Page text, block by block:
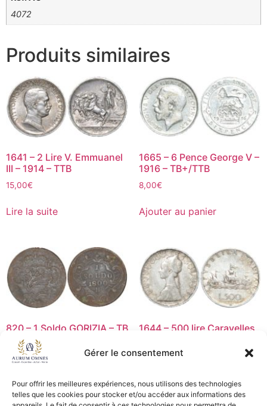
Gérer le consentement
Pour offrir les meilleures expériences, nous utilisons des technologies
telles que les cookies pour stocker et/ou accéder aux informations des
4072
Produits similaires
1641 – 2 Lire V. Emmuanel
III – 1914 – TTB
15,00€
Lire la suite
1665 – 6 Pence George V –
1916 – TB+/TTB
8,00€
Ajouter au panier
820 – 1 Soldo GORIZIA – TB
25,00€
1644 – 500 lire Caravelles
8,00€
Lire la suite